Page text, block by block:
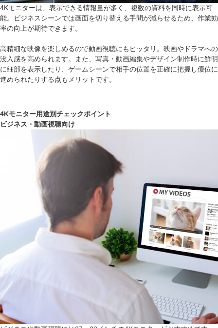
4Kモニターは、表示できる情報量が多く、複数の資料を同時に表示可
能。ビジネスシーンでは画面を切り替える手間が減らせるため、作業効
率の向上が期待できます。
高精細な映像を楽しめるので動画視聴にもピッタリ。映画やドラマへの
没入感を高められます。また、写真・動画編集やデザイン制作時に鮮明
に細部を表示したり、ゲームシーンで相手の位置を正確に把握し優位に
進められたりする点もメリットです。
4Kモニター用途別チェックポイント
ビジネス・動画視聴向け